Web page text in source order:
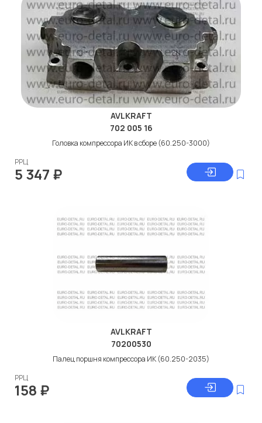
AVLKRAFT
702 005 16
Головка компрессора ИК в сборе (60.250-3000)
РРЦ
5 347 ₽
AVLKRAFT
70200530
Палец поршня компрессора ИК (60.250-2035)
РРЦ
158 ₽